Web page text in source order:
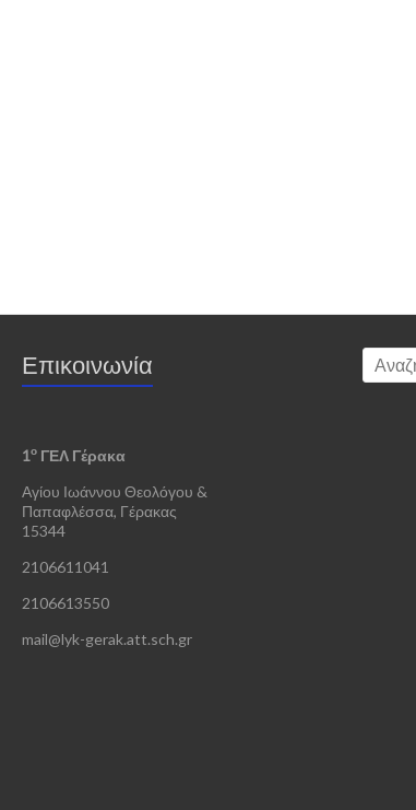
Επικοινωνία
1ο ΓΕΛ Γέρακα
Αγίου Ιωάννου Θεολόγου &
Παπαφλέσσα, Γέρακας
15344
2106611041
2106613550
mail@lyk-gerak.att.sch.gr